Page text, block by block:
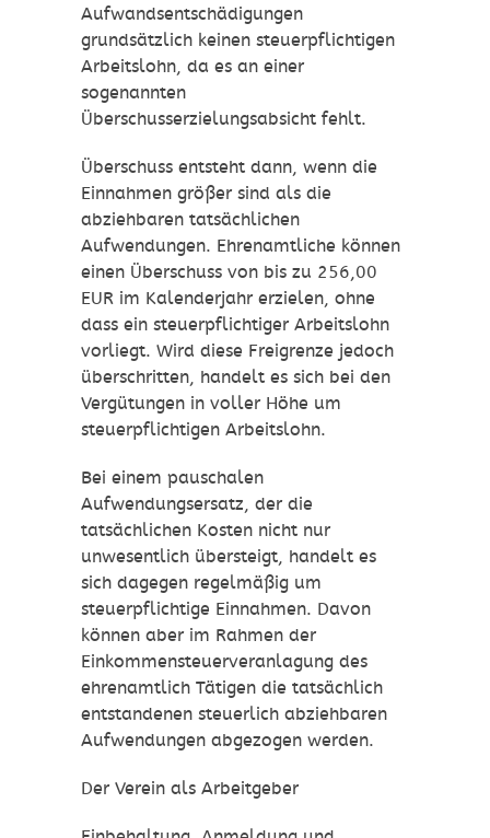
Aufwandsentschädigungen
grundsätzlich keinen steuerpflichtigen
Arbeitslohn, da es an einer
sogenannten
Überschusserzielungsabsicht fehlt.
Überschuss entsteht dann, wenn die
Einnahmen größer sind als die
abziehbaren tatsächlichen
Aufwendungen. Ehrenamtliche können
einen Überschuss von bis zu 256,00
EUR im Kalenderjahr erzielen, ohne
dass ein steuerpflichtiger Arbeitslohn
vorliegt. Wird diese Freigrenze jedoch
überschritten, handelt es sich bei den
Vergütungen in voller Höhe um
steuerpflichtigen Arbeitslohn.
Bei einem pauschalen
Aufwendungsersatz, der die
tatsächlichen Kosten nicht nur
unwesentlich übersteigt, handelt es
sich dagegen regelmäßig um
steuerpflichtige Einnahmen. Davon
können aber im Rahmen der
Einkommensteuerveranlagung des
ehrenamtlich Tätigen die tatsächlich
entstandenen steuerlich abziehbaren
Aufwendungen abgezogen werden.
Der Verein als Arbeitgeber